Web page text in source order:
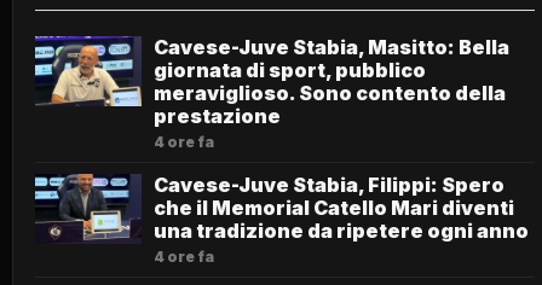
Cavese-Juve Stabia, Masitto: Bella
giornata di sport, pubblico
meraviglioso. Sono contento della
prestazione
4 ore fa
Cavese-Juve Stabia, Filippi: Spero
che il Memorial Catello Mari diventi
una tradizione da ripetere ogni anno
4 ore fa